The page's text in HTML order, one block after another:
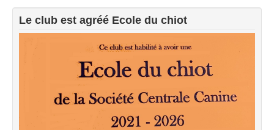
Le club est agréé Ecole du chiot